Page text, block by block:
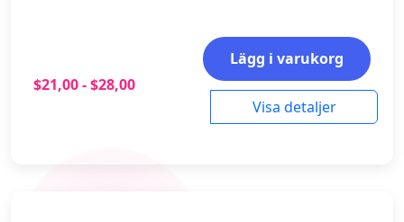
$21,00 - $28,00
Lägg i varukorg
Visa detaljer